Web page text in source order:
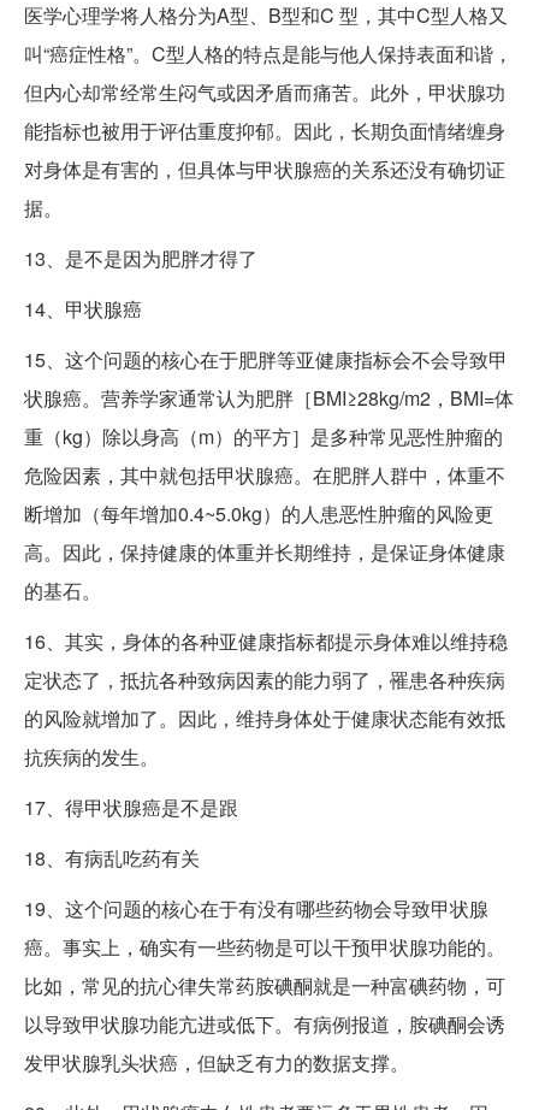
医学心理学将人格分为A型、B型和C 型，其中C型人格又
叫“癌症性格”。C型人格的特点是能与他人保持表面和谐，
但内心却常经常生闷气或因矛盾而痛苦。此外，甲状腺功
能指标也被用于评估重度抑郁。因此，长期负面情绪缠身
对身体是有害的，但具体与甲状腺癌的关系还没有确切证
据。
13、是不是因为肥胖才得了
14、甲状腺癌
15、这个问题的核心在于肥胖等亚健康指标会不会导致甲
状腺癌。营养学家通常认为肥胖［BMI≥28kg/m2，BMI=体
重（kg）除以身高（m）的平方］是多种常见恶性肿瘤的
危险因素，其中就包括甲状腺癌。在肥胖人群中，体重不
断增加（每年增加0.4~5.0kg）的人患恶性肿瘤的风险更
高。因此，保持健康的体重并长期维持，是保证身体健康
的基石。
16、其实，身体的各种亚健康指标都提示身体难以维持稳
定状态了，抵抗各种致病因素的能力弱了，罹患各种疾病
的风险就增加了。因此，维持身体处于健康状态能有效抵
抗疾病的发生。
17、得甲状腺癌是不是跟
18、有病乱吃药有关
19、这个问题的核心在于有没有哪些药物会导致甲状腺
癌。事实上，确实有一些药物是可以干预甲状腺功能的。
比如，常见的抗心律失常药胺碘酮就是一种富碘药物，可
以导致甲状腺功能亢进或低下。有病例报道，胺碘酮会诱
发甲状腺乳头状癌，但缺乏有力的数据支撑。